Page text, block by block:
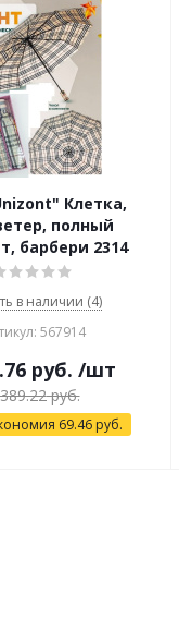
Клетка,
полный
барбери 2314
в наличии (4)
567914
руб. /шт
руб.
69.46 руб.